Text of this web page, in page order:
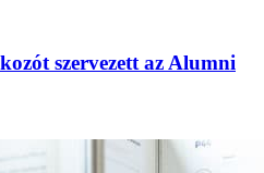
szervezett az Alumni